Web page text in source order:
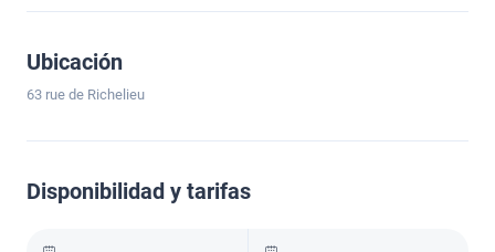
Ubicación
63 rue de Richelieu
Disponibilidad y tarifas